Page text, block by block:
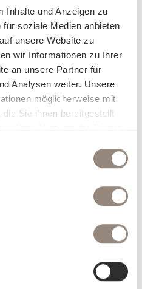
Inhalte und Anzeigen zu
soziale Medien anbieten
unsere Website zu
wir Informationen zu Ihrer
an unsere Partner für
Analysen weiter. Unsere
möglicherweise mit
Sie ihnen bereitgestellt